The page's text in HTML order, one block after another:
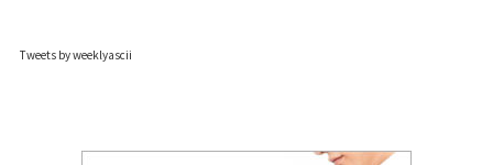
Tweets by weeklyascii